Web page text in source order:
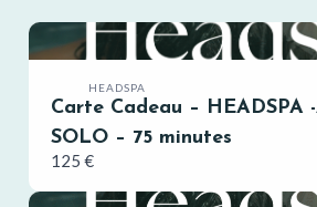
HEADSPA
Carte Cadeau – HEADSPA
SOLO – 75 minutes
125 €